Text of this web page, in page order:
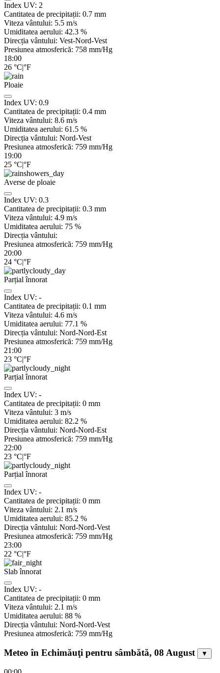
Index UV: 2
Cantitatea de precipitații: 0.7 mm
Viteza vântului: 5.5 m/s
Umiditatea aerului: 42.3 %
Direcția vântului: Vest-Nord-Vest
Presiunea atmosferică: 758 mm/Hg
18:00
26 °C|°F
Ploaie
Index UV: 0.9
Cantitatea de precipitații: 0.4 mm
Viteza vântului: 8.6 m/s
Umiditatea aerului: 61.5 %
Direcția vântului: Nord-Vest
Presiunea atmosferică: 759 mm/Hg
19:00
25 °C|°F
Averse de ploaie
Index UV: 0.3
Cantitatea de precipitații: 0.3 mm
Viteza vântului: 4.9 m/s
Umiditatea aerului: 75 %
Direcția vântului:
Presiunea atmosferică: 759 mm/Hg
20:00
24 °C|°F
Parțial înnorat
Index UV: -
Cantitatea de precipitații: 0.1 mm
Viteza vântului: 4.6 m/s
Umiditatea aerului: 77.1 %
Direcția vântului: Nord-Nord-Est
Presiunea atmosferică: 759 mm/Hg
21:00
23 °C|°F
Parțial înnorat
Index UV: -
Cantitatea de precipitații: 0 mm
Viteza vântului: 3 m/s
Umiditatea aerului: 82.2 %
Direcția vântului: Nord-Nord-Est
Presiunea atmosferică: 759 mm/Hg
22:00
23 °C|°F
Parțial înnorat
Index UV: -
Cantitatea de precipitații: 0 mm
Viteza vântului: 2.1 m/s
Umiditatea aerului: 85.2 %
Direcția vântului: Nord-Nord-Vest
Presiunea atmosferică: 759 mm/Hg
23:00
22 °C|°F
Slab înnorat
Index UV: -
Cantitatea de precipitații: 0 mm
Viteza vântului: 2.1 m/s
Umiditatea aerului: 88 %
Direcția vântului: Nord-Nord-Vest
Presiunea atmosferică: 759 mm/Hg
Meteo în Echimăuţi pentru sâmbătă, 08 August ▼